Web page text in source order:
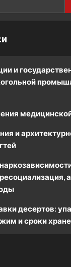
и
и
десертов:
и сроки